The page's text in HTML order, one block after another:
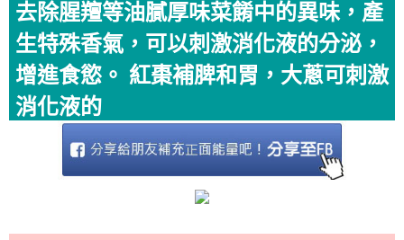
去除腥羶等油膩厚味菜餚中的異味，產
生特殊香氣，可以刺激消化液的分泌，
增進食慾。 紅棗補脾和胃，大蔥可刺激
消化液的